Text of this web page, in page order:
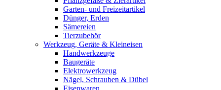
Garten- und Freizeitartikel
Dünger, Erden
Sämereien
Tierzubehör
Werkzeug, Geräte & Kleineisen
Handwerkzeuge
Baugeräte
Elektrowerkzeug
Nägel, Schrauben & Dübel
Eisenwaren